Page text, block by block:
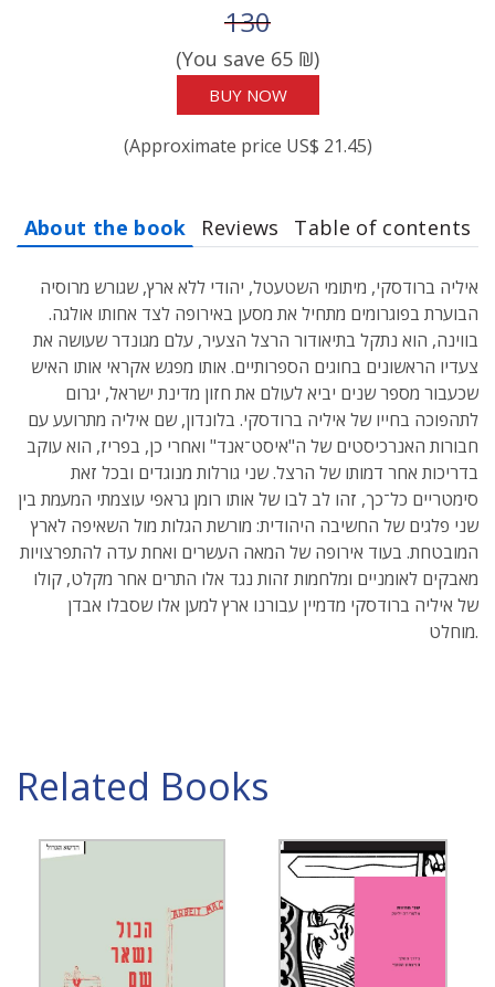
Price before discount
130
(You save 65 ₪)
BUY NOW
(Approximate price US$ 21.45)
About the book Reviews Table of contents
איליה ברודסקי, מיתומי השטעטל, יהודי ללא ארץ, שגורש מרוסיה
הבוערת בפוגרומים מתחיל את מסען באירופה לצד אחותו אולגה.
בווינה, הוא נתקל בתיאודור הרצל הצעיר, עלם מגונדר שעושה את
צעדיו הראשונים בחוגים הספרותיים. אותו מפגש אקראי אותו האיש
שכעבור מספר שנים יביא לעולם את חזון מדינת ישראל, יגרום
לתהפוכה בחייו של איליה ברודסקי. בלונדון, שם איליה מתרועע עם
חבורות האנרכיסטים של ה"איסט־אנד" ואחרי כן, בפריז, הוא עוקב
בדריכות אחר דמותו של הרצל. שני גורלות מנוגדים ובכל זאת
סימטריים כל־כך, זהו לב לבו של אותו רומן גראפי עוצמתי המעמת בין
שני פלגים של החשיבה היהודית: מורשת הגלות מול השאיפה לארץ
המובטחת. בעוד אירופה של המאה העשרים ואחת עדה להתפרצויות
מאבקים לאומניים ומלחמות זהות נגד אלו התרים אחר מקלט, קולו
של איליה ברודסקי מדמיין עבורנו ארץ למען אלו שסבלו אבדן
מוחלט.
Related Books